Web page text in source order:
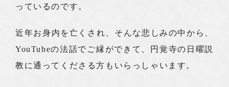
っているのです。
近年お身内を亡くされ、そんな悲しみの中から、
YouTubeの法話でご縁ができて、円覚寺の日曜説
教に通ってくださる方もいらっしゃいます。